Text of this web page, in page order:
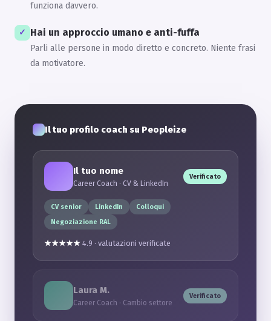
funziona davvero.
✓ Hai un approccio umano e anti-fuffa
Parli alle persone in modo diretto e concreto. Niente frasi
da motivatore.
Il tuo profilo coach su Peopleize
Il tuo nome
Career Coach · CV & LinkedIn
Verificato
CV senior LinkedIn
Colloqui
Negoziazione RAL
★★★★★ 4.9 · valutazioni verificate
Laura M.
Career Coach · Cambio settore
Verificato